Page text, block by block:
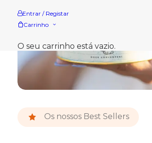
Entrar / Registar
Carrinho
O seu carrinho está vazio.
Os nossos Best Sellers